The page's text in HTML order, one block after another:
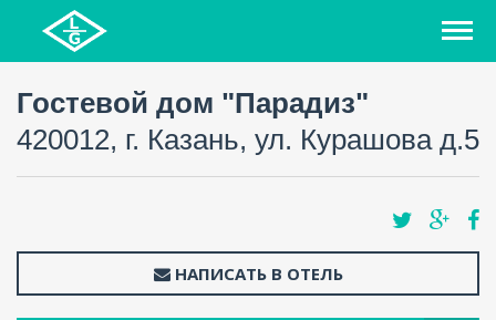
Гостевой дом "Парадиз"
420012, г. Казань, ул. Курашова д.5
НАПИСАТЬ В ОТЕЛЬ